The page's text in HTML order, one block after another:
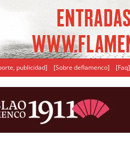
publicidad] [Sobre deflamenco] [Faq]